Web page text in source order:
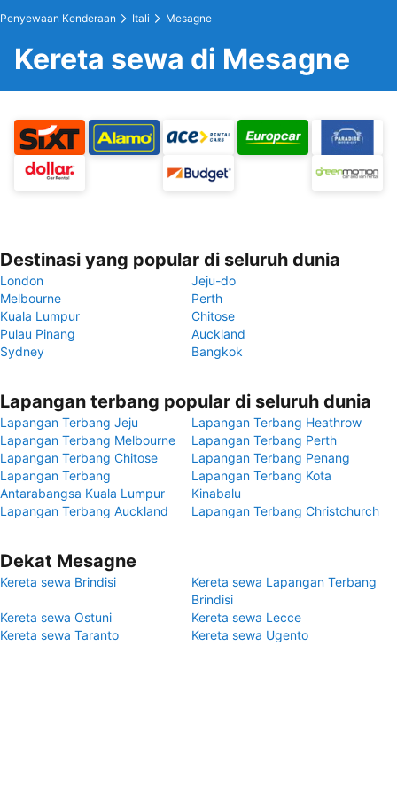
Penyewaan Kenderaan Itali Mesagne
Kereta sewa di Mesagne
Destinasi yang popular di seluruh dunia
London
Jeju-do
Melbourne
Perth
Kuala Lumpur
Chitose
Pulau Pinang
Auckland
Sydney
Bangkok
Lapangan terbang popular di seluruh dunia
Lapangan Terbang Jeju
Lapangan Terbang Heathrow
Lapangan Terbang Melbourne
Lapangan Terbang Perth
Lapangan Terbang Chitose
Lapangan Terbang Penang
Lapangan Terbang
Antarabangsa Kuala Lumpur
Lapangan Terbang Kota
Kinabalu
Lapangan Terbang Auckland
Lapangan Terbang Christchurch
Dekat Mesagne
Kereta sewa Brindisi
Kereta sewa Lapangan Terbang
Brindisi
Kereta sewa Ostuni
Kereta sewa Lecce
Kereta sewa Taranto
Kereta sewa Ugento